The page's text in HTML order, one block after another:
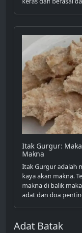
Itak Gurgur:
Makna
Itak Gurgur adalah
kaya akan makna.
makna di balik
adat dan doa
Adat Batak